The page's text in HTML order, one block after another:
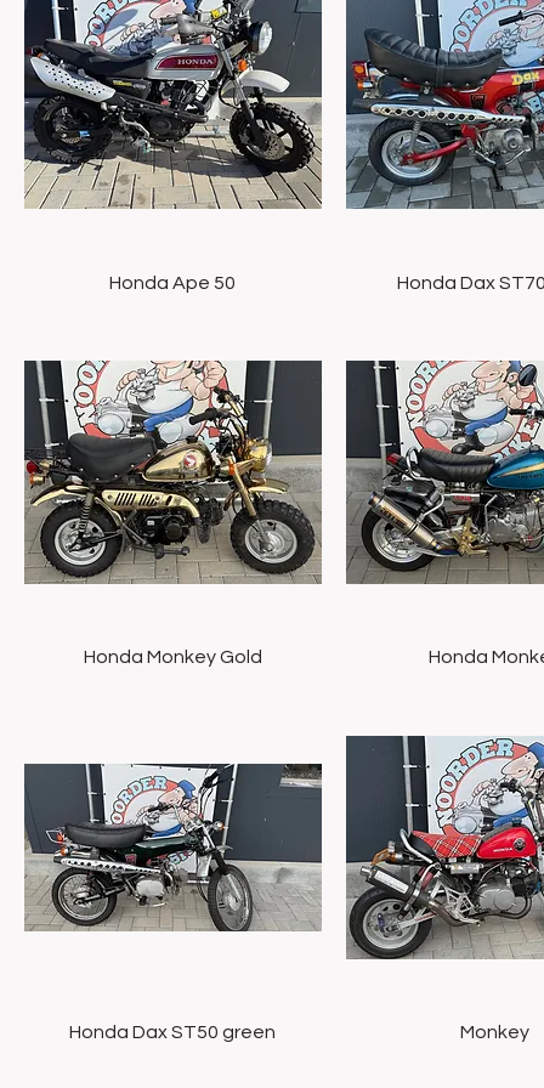
Snel overzicht
Honda Ape 50 Snel overzicht
Honda Dax
Snel overzicht
Honda Monkey Gold Snel
Honda
Snel overzicht
Honda Dax ST50 green Snel overzicht
Monkey